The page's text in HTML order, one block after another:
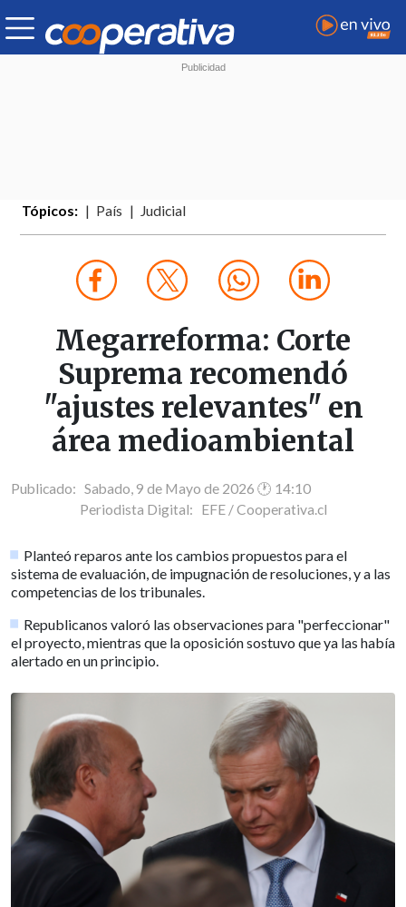
Tópicos: País Judicial
Megarreforma: Corte
Suprema recomendó
"ajustes relevantes" en
área medioambiental
Publicado: Sabado, 9 de Mayo de 2026 🕐 14:10
Periodista Digital: EFE / Cooperativa.cl
Planteó reparos ante los cambios propuestos para el
sistema de evaluación, de impugnación de resoluciones, y a las
competencias de los tribunales.
Republicanos valoró las observaciones para "perfeccionar"
el proyecto, mientras que la oposición sostuvo que ya las había
alertado en un principio.